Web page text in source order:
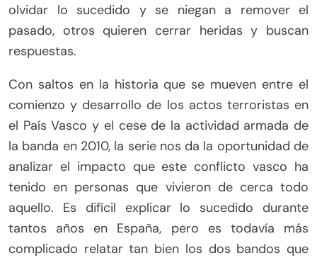
olvidar lo sucedido y se niegan a remover el
pasado, otros quieren cerrar heridas y buscan
respuestas.
Con saltos en la historia que se mueven entre el
comienzo y desarrollo de los actos terroristas en
el País Vasco y el cese de la actividad armada de
la banda en 2010, la serie nos da la oportunidad de
analizar el impacto que este conflicto vasco ha
tenido en personas que vivieron de cerca todo
aquello. Es difícil explicar lo sucedido durante
tantos años en España, pero es todavía más
complicado relatar tan bien los dos bandos que